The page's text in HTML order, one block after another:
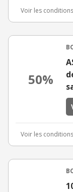
Voir les conditions
50%
Voir les conditions